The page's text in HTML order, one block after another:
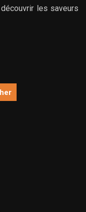
les saveurs